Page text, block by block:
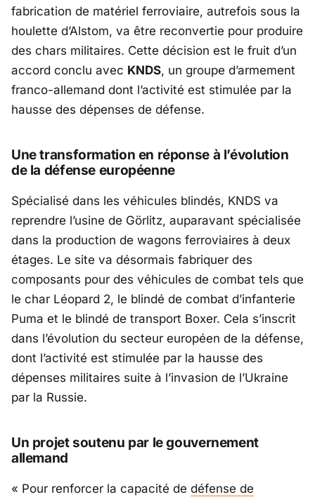
fabrication de matériel ferroviaire, autrefois sous la
houlette d’Alstom, va être reconvertie pour produire
des chars militaires. Cette décision est le fruit d’un
accord conclu avec KNDS, un groupe d’armement
franco-allemand dont l’activité est stimulée par la
hausse des dépenses de défense.
Une transformation en réponse à l’évolution
de la défense européenne
Spécialisé dans les véhicules blindés, KNDS va
reprendre l’usine de Görlitz, auparavant spécialisée
dans la production de wagons ferroviaires à deux
étages. Le site va désormais fabriquer des
composants pour des véhicules de combat tels que
le char Léopard 2, le blindé de combat d’infanterie
Puma et le blindé de transport Boxer. Cela s’inscrit
dans l’évolution du secteur européen de la défense,
dont l’activité est stimulée par la hausse des
dépenses militaires suite à l’invasion de l’Ukraine
par la Russie.
Un projet soutenu par le gouvernement
allemand
« Pour renforcer la capacité de défense de